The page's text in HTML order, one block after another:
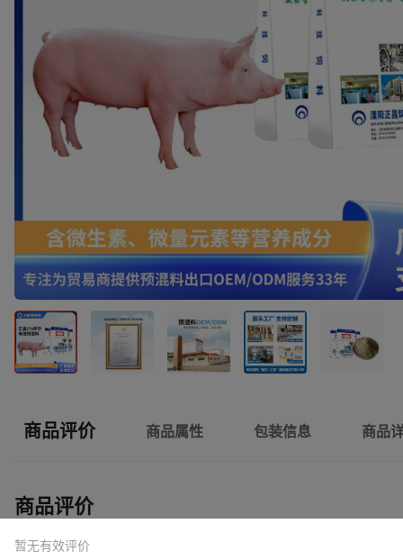
商品评价 商品属性 包装信息 商品
商品评价
暂无有效评价